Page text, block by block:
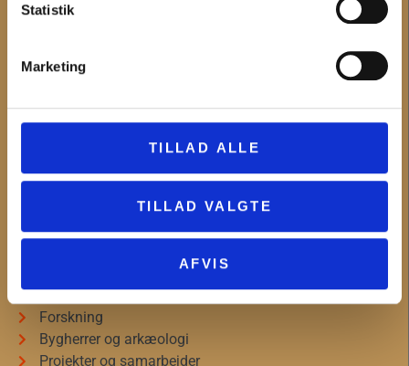
Statistik
Marketing
TILLAD ALLE
TILLAD VALGTE
AFVIS
Undervisning
MUSEUM VESTSJÆLLAND
Om Museum Vestsjælland
Organisationsinformation
Museumsforeningerne
Forskning
Bygherrer og arkæologi
Projekter og samarbejder